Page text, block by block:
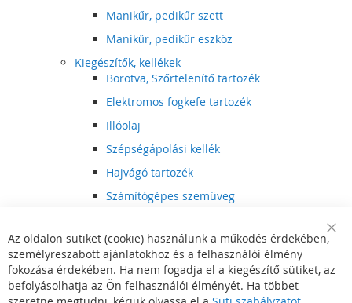
Manikűr, pedikűr szett
Manikűr, pedikűr eszköz
Kiegészítők, kellékek
Borotva, Szőrtelenítő tartozék
Elektromos fogkefe tartozék
Illóolaj
Szépségápolási kellék
Hajvágó tartozék
Számítógépes szemüveg
Hajvágó kiegészítő
Szórakoztató elektronika
Multimédia
DVD, BluRay lejátszó
Bar
Az oldalon sütiket (cookie) használunk a működés érdekében,
személyreszabott ajánlatokhoz és a felhasználói élmény
fokozása érdekében. Ha nem fogadja el a kiegészítő sütiket, az
befolyásolhatja az Ön felhasználói élményét. Ha többet